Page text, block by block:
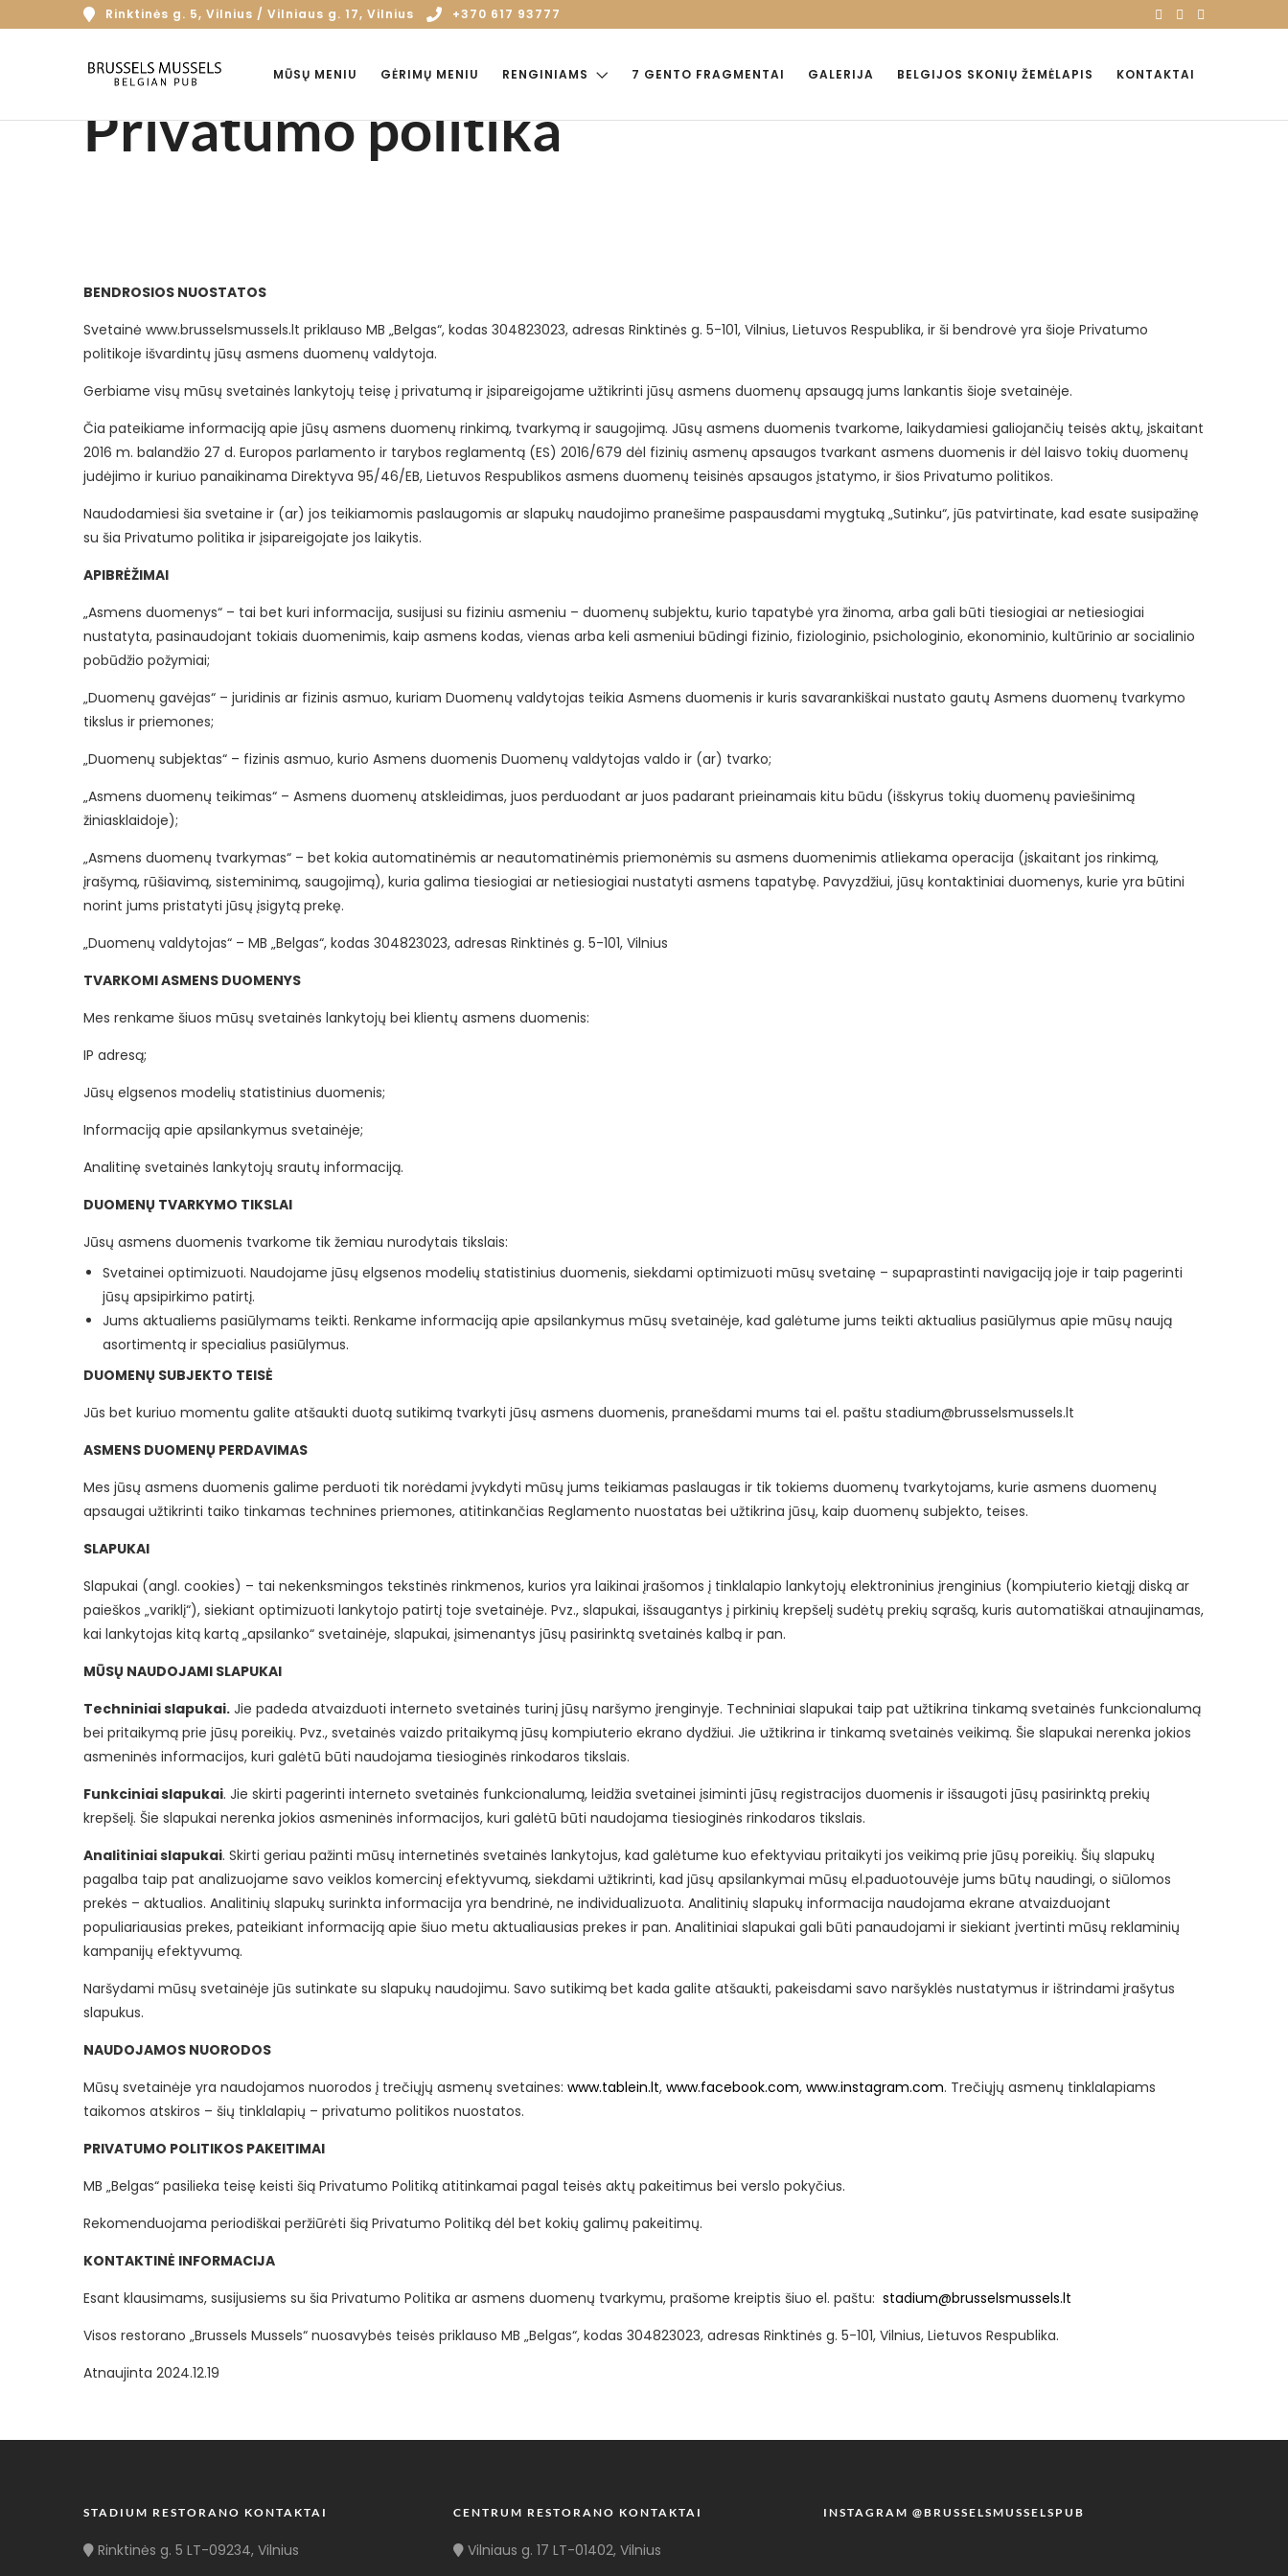
Rinktinės g. 5, Vilnius / Vilniaus g. 17, Vilnius +370 617 93777
MŪSŲ MENIU GĖRIMŲ MENIU RENGINIAMS 7 GENTO FRAGMENTAI GALERIJA BELGIJOS SKONIŲ ŽEMĖLAPIS KONTAKTAI
Privatumo politika
BENDROSIOS NUOSTATOS
Svetainė www.brusselsmussels.lt priklauso MB „Belgas“, kodas 304823023, adresas Rinktinės g. 5-101, Vilnius, Lietuvos Respublika, ir ši bendrovė yra šioje Privatumo
politikoje išvardintų jūsų asmens duomenų valdytoja.
Gerbiame visų mūsų svetainės lankytojų teisę į privatumą ir įsipareigojame užtikrinti jūsų asmens duomenų apsaugą jums lankantis šioje svetainėje.
Čia pateikiame informaciją apie jūsų asmens duomenų rinkimą, tvarkymą ir saugojimą. Jūsų asmens duomenis tvarkome, laikydamiesi galiojančių teisės aktų, įskaitant
2016 m. balandžio 27 d. Europos parlamento ir tarybos reglamentą (ES) 2016/679 dėl fizinių asmenų apsaugos tvarkant asmens duomenis ir dėl laisvo tokių duomenų
judėjimo ir kuriuo panaikinama Direktyva 95/46/EB, Lietuvos Respublikos asmens duomenų teisinės apsaugos įstatymo, ir šios Privatumo politikos.
Naudodamiesi šia svetaine ir (ar) jos teikiamomis paslaugomis ar slapukų naudojimo pranešime paspausdami mygtuką „Sutinku“, jūs patvirtinate, kad esate susipažinę
su šia Privatumo politika ir įsipareigojate jos laikytis.
APIBRĖŽIMAI
„Asmens duomenys“ – tai bet kuri informacija, susijusi su fiziniu asmeniu – duomenų subjektu, kurio tapatybė yra žinoma, arba gali būti tiesiogiai ar netiesiogiai
nustatyta, pasinaudojant tokiais duomenimis, kaip asmens kodas, vienas arba keli asmeniui būdingi fizinio, fiziologinio, psichologinio, ekonominio, kultūrinio ar socialinio
pobūdžio požymiai;
„Duomenų gavėjas“ – juridinis ar fizinis asmuo, kuriam Duomenų valdytojas teikia Asmens duomenis ir kuris savarankiškai nustato gautų Asmens duomenų tvarkymo
tikslus ir priemones;
„Duomenų subjektas“ – fizinis asmuo, kurio Asmens duomenis Duomenų valdytojas valdo ir (ar) tvarko;
„Asmens duomenų teikimas“ – Asmens duomenų atskleidimas, juos perduodant ar juos padarant prieinamais kitu būdu (išskyrus tokių duomenų paviešinimą
žiniasklaidoje);
„Asmens duomenų tvarkymas“ – bet kokia automatinėmis ar neautomatinėmis priemonėmis su asmens duomenimis atliekama operacija (įskaitant jos rinkimą,
įrašymą, rūšiavimą, sisteminimą, saugojimą), kuria galima tiesiogiai ar netiesiogiai nustatyti asmens tapatybę. Pavyzdžiui, jūsų kontaktiniai duomenys, kurie yra būtini
norint jums pristatyti jūsų įsigytą prekę.
„Duomenų valdytojas“ – MB „Belgas“, kodas 304823023, adresas Rinktinės g. 5-101, Vilnius
TVARKOMI ASMENS DUOMENYS
Mes renkame šiuos mūsų svetainės lankytojų bei klientų asmens duomenis:
IP adresą;
Jūsų elgsenos modelių statistinius duomenis;
Informaciją apie apsilankymus svetainėje;
Analitinę svetainės lankytojų srautų informaciją.
DUOMENŲ TVARKYMO TIKSLAI
Jūsų asmens duomenis tvarkome tik žemiau nurodytais tikslais:
Svetainei optimizuoti. Naudojame jūsų elgsenos modelių statistinius duomenis, siekdami optimizuoti mūsų svetainę – supaprastinti navigaciją joje ir taip pagerinti
jūsų apsipirkimo patirtį.
Jums aktualiems pasiūlymams teikti. Renkame informaciją apie apsilankymus mūsų svetainėje, kad galėtume jums teikti aktualius pasiūlymus apie mūsų naują
asortimentą ir specialius pasiūlymus.
DUOMENŲ SUBJEKTO TEISĖ
Jūs bet kuriuo momentu galite atšaukti duotą sutikimą tvarkyti jūsų asmens duomenis, pranešdami mums tai el. paštu stadium@brusselsmussels.lt
ASMENS DUOMENŲ PERDAVIMAS
Mes jūsų asmens duomenis galime perduoti tik norėdami įvykdyti mūsų jums teikiamas paslaugas ir tik tokiems duomenų tvarkytojams, kurie asmens duomenų
apsaugai užtikrinti taiko tinkamas technines priemones, atitinkančias Reglamento nuostatas bei užtikrina jūsų, kaip duomenų subjekto, teises.
SLAPUKAI
Slapukai (angl. cookies) – tai nekenksmingos tekstinės rinkmenos, kurios yra laikinai įrašomos į tinklalapio lankytojų elektroninius įrenginius (kompiuterio kietąjį diską ar
paieškos „variklį“), siekiant optimizuoti lankytojo patirtį toje svetainėje. Pvz., slapukai, išsaugantys į pirkinių krepšelį sudėtų prekių sąrašą, kuris automatiškai atnaujinamas,
kai lankytojas kitą kartą „apsilanko“ svetainėje, slapukai, įsimenantys jūsų pasirinktą svetainės kalbą ir pan.
MŪSŲ NAUDOJAMI SLAPUKAI
Techniniai slapukai. Jie padeda atvaizduoti interneto svetainės turinį jūsų naršymo įrenginyje. Techniniai slapukai taip pat užtikrina tinkamą svetainės funkcionalumą
bei pritaikymą prie jūsų poreikių. Pvz., svetainės vaizdo pritaikymą jūsų kompiuterio ekrano dydžiui. Jie užtikrina ir tinkamą svetainės veikimą. Šie slapukai nerenka jokios
asmeninės informacijos, kuri galėtū būti naudojama tiesioginės rinkodaros tikslais.
Funkciniai slapukai. Jie skirti pagerinti interneto svetainės funkcionalumą, leidžia svetainei įsiminti jūsų registracijos duomenis ir išsaugoti jūsų pasirinktą prekių
krepšelį. Šie slapukai nerenka jokios asmeninės informacijos, kuri galėtū būti naudojama tiesioginės rinkodaros tikslais.
Analitiniai slapukai. Skirti geriau pažinti mūsų internetinės svetainės lankytojus, kad galėtume kuo efektyviau pritaikyti jos veikimą prie jūsų poreikių. Šių slapukų
pagalba taip pat analizuojame savo veiklos komercinį efektyvumą, siekdami užtikrinti, kad jūsų apsilankymai mūsų el.paduotouvėje jums būtų naudingi, o siūlomos
prekės – aktualios. Analitinių slapukų surinkta informacija yra bendrinė, ne individualizuota. Analitinių slapukų informacija naudojama ekrane atvaizduojant
populiariausias prekes, pateikiant informaciją apie šiuo metu aktualiausias prekes ir pan. Analitiniai slapukai gali būti panaudojami ir siekiant įvertinti mūsų reklaminių
kampanijų efektyvumą.
Naršydami mūsų svetainėje jūs sutinkate su slapukų naudojimu. Savo sutikimą bet kada galite atšaukti, pakeisdami savo naršyklės nustatymus ir ištrindami įrašytus
slapukus.
NAUDOJAMOS NUORODOS
Mūsų svetainėje yra naudojamos nuorodos į trečiųjų asmenų svetaines: www.tablein.lt, www.facebook.com, www.instagram.com. Trečiųjų asmenų tinklalapiams
taikomos atskiros – šių tinklalapių – privatumo politikos nuostatos.
PRIVATUMO POLITIKOS PAKEITIMAI
MB „Belgas“ pasilieka teisę keisti šią Privatumo Politiką atitinkamai pagal teisės aktų pakeitimus bei verslo pokyčius.
Rekomenduojama periodiškai peržiūrėti šią Privatumo Politiką dėl bet kokių galimų pakeitimų.
KONTAKTINĖ INFORMACIJA
Esant klausimams, susijusiems su šia Privatumo Politika ar asmens duomenų tvarkymu, prašome kreiptis šiuo el. paštu: stadium@brusselsmussels.lt
Visos restorano „Brussels Mussels“ nuosavybės teisės priklauso MB „Belgas“, kodas 304823023, adresas Rinktinės g. 5-101, Vilnius, Lietuvos Respublika.
Atnaujinta 2024.12.19
STADIUM RESTORANO KONTAKTAI
Rinktinės g. 5 LT-09234, Vilnius
CENTRUM RESTORANO KONTAKTAI
Vilniaus g. 17 LT-01402, Vilnius
INSTAGRAM @BRUSSELSMUSSELSPUB